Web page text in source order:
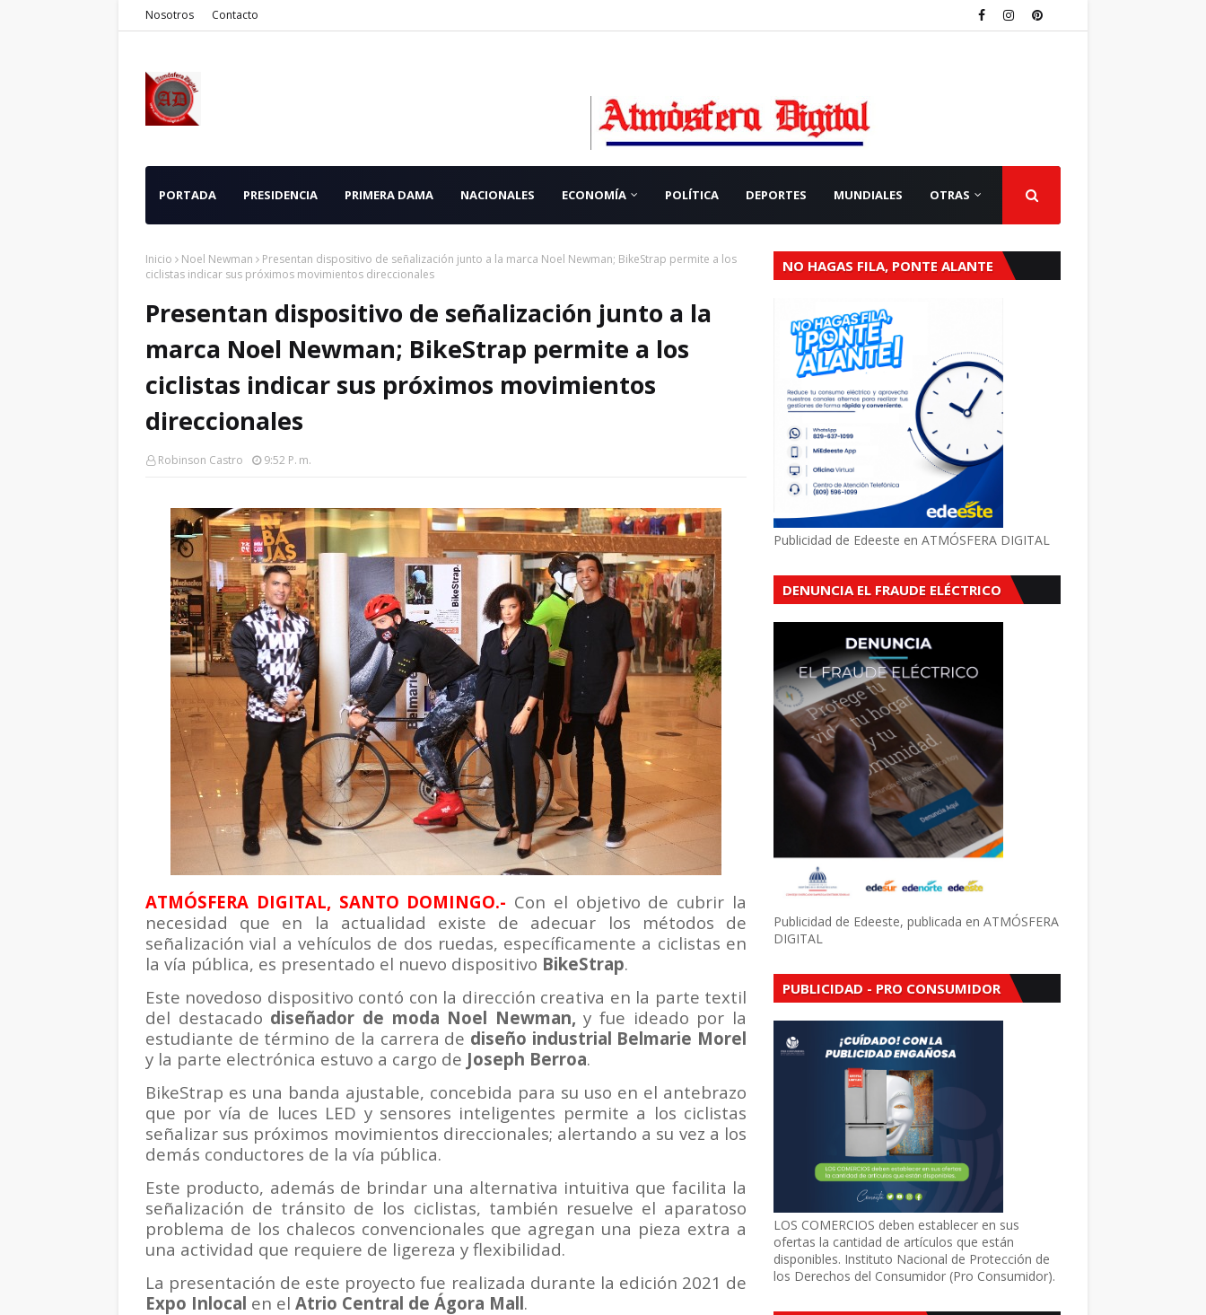
Nosotros Contacto
PORTADA PRESIDENCIA PRIMERA DAMA NACIONALES ECONOMÍA POLÍTICA DEPORTES MUNDIALES OTRAS
Inicio Noel Newman
Presentan dispositivo de señalización junto a la marca Noel Newman; BikeStrap permite a los
ciclistas indicar sus próximos movimientos direccionales
Presentan dispositivo de señalización junto a la
marca Noel Newman; BikeStrap permite a los
ciclistas indicar sus próximos movimientos
direccionales
Robinson Castro 9:52 P. M.
ATMÓSFERA DIGITAL, SANTO DOMINGO.- Con el objetivo de cubrir la
necesidad que en la actualidad existe de adecuar los métodos de
señalización vial a vehículos de dos ruedas, específicamente a ciclistas en
la vía pública, es presentado el nuevo dispositivo BikeStrap.
Este novedoso dispositivo contó con la dirección creativa en la parte textil
del destacado diseñador de moda Noel Newman, y fue ideado por la
estudiante de término de la carrera de diseño industrial Belmarie Morel
y la parte electrónica estuvo a cargo de Joseph Berroa.
BikeStrap es una banda ajustable, concebida para su uso en el antebrazo
que por vía de luces LED y sensores inteligentes permite a los ciclistas
señalizar sus próximos movimientos direccionales; alertando a su vez a los
demás conductores de la vía pública.
Este producto, además de brindar una alternativa intuitiva que facilita la
señalización de tránsito de los ciclistas, también resuelve el aparatoso
problema de los chalecos convencionales que agregan una pieza extra a
una actividad que requiere de ligereza y flexibilidad.
La presentación de este proyecto fue realizada durante la edición 2021 de
Expo Inlocal en el Atrio Central de Ágora Mall.
NO HAGAS FILA, PONTE ALANTE
Publicidad de Edeeste en ATMÓSFERA DIGITAL
DENUNCIA EL FRAUDE ELÉCTRICO
Publicidad de Edeeste, publicada en ATMÓSFERA
DIGITAL
PUBLICIDAD - PRO CONSUMIDOR
LOS COMERCIOS deben establecer en sus
ofertas la cantidad de artículos que están
disponibles. Instituto Nacional de Protección de
los Derechos del Consumidor (Pro Consumidor).